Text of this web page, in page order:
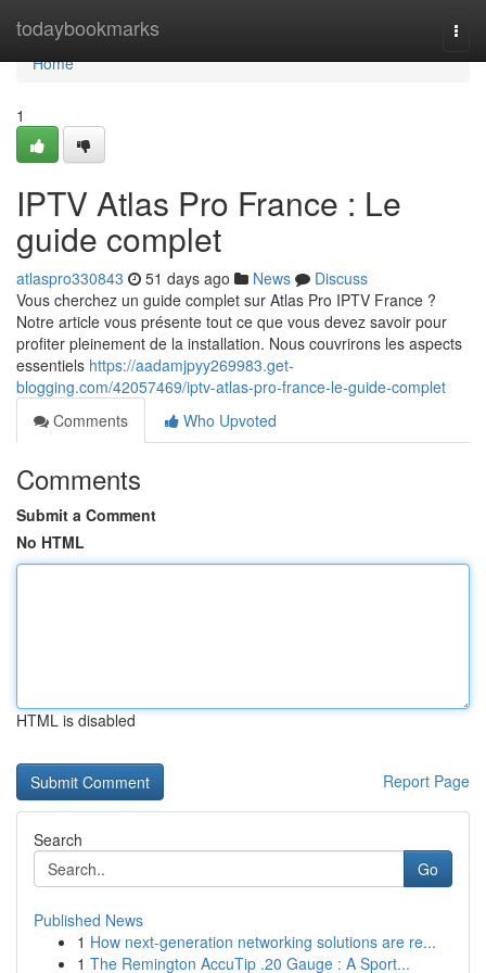
todaybookmarks
Home
Home
1
IPTV Atlas Pro France : Le
guide complet
atlaspro330843 51 days ago News
Discuss
Vous cherchez un guide complet sur Atlas Pro IPTV France ?
Notre article vous présente tout ce que vous devez savoir pour
profiter pleinement de la installation. Nous couvrirons les aspects
essentiels https://aadamjpyy269983.get-
blogging.com/42057469/iptv-atlas-pro-france-le-guide-complet
Comments
Who Upvoted
Comments
Submit a Comment
No HTML
HTML is disabled
Report Page
Search
Go
Published News
1 How next-generation networking solutions are re...
1 The Remington AccuTip .20 Gauge : A Sport...